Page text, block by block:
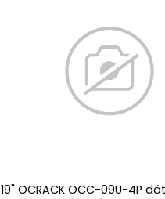
19" OCRACK OCC-09U-4P